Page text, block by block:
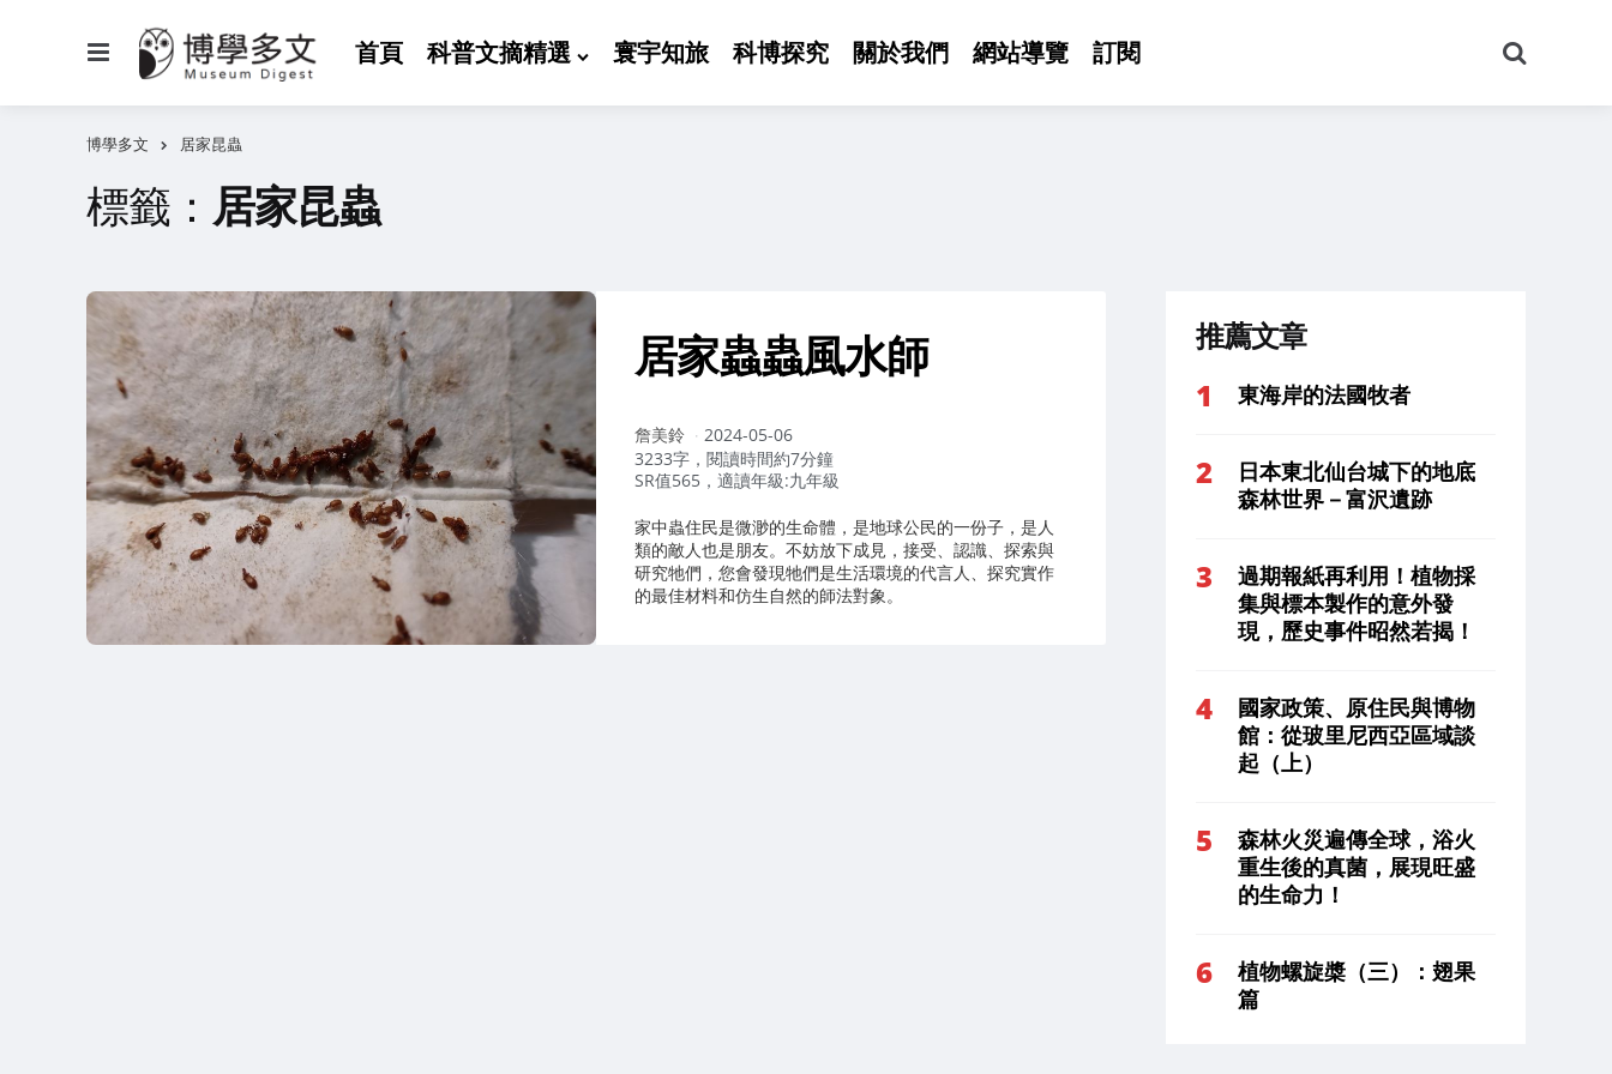
首頁 科普文摘精選 寰宇知旅 科博探究 關於我們 網站導覽 訂閱
尋
博學多文 居家昆蟲
標籤： 居家昆蟲
居家蟲蟲風水師
作
者：
詹美鈴
2024-05-06
3233字，閱讀時間約7分鐘
SR值565，適讀年級:九年級
家中蟲住民是微渺的生命體，是地球公民的一份子，是人
類的敵人也是朋友。不妨放下成見，接受、認識、探索與
研究牠們，您會發現牠們是生活環境的代言人、探究實作
的最佳材料和仿生自然的師法對象。
推薦文章
東海岸的法國牧者
日本東北仙台城下的地底
森林世界－富沢遺跡
過期報紙再利用！植物採
集與標本製作的意外發
現，歷史事件昭然若揭！
國家政策、原住民與博物
館：從玻里尼西亞區域談
起（上）
森林火災遍傳全球，浴火
重生後的真菌，展現旺盛
的生命力！
植物螺旋槳（三）：翅果
篇